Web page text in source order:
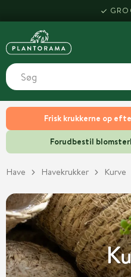
Frisk krukkerne op
Forudbestil
HENT
Have Havekrukker Kurve